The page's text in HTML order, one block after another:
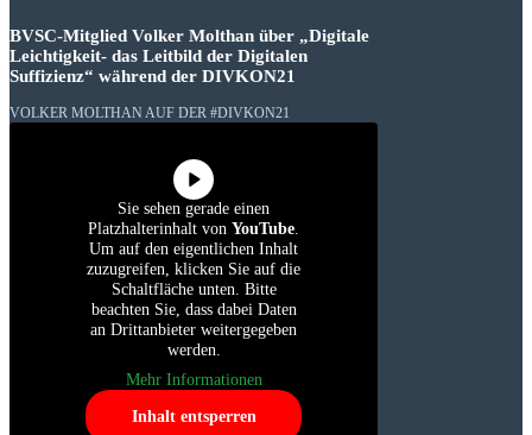
BVSC-Mitglied Volker Molthan über „Digitale
Leichtigkeit- das Leitbild der Digitalen
Suffizienz“ während der DIVKON21
VOLKER MOLTHAN AUF DER #DIVKON21
Sie sehen gerade einen
Platzhalterinhalt von YouTube.
Um auf den eigentlichen Inhalt
zuzugreifen, klicken Sie auf die
Schaltfläche unten. Bitte
beachten Sie, dass dabei Daten
an Drittanbieter weitergegeben
werden.
Mehr Informationen
Inhalt entsperren